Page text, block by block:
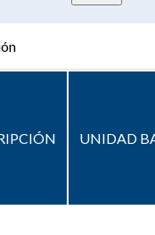
UNIDAD